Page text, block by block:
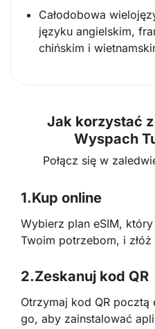
Całodobowa
języku angielskim,
chińskim i
Jak korzystać
Wyspach
Połącz się w
1.Kup online
Wybierz plan eSIM,
Twoim potrzebom, i
2.Zeskanuj kod QR
Otrzymaj kod QR pocztą
go, aby zainstalować